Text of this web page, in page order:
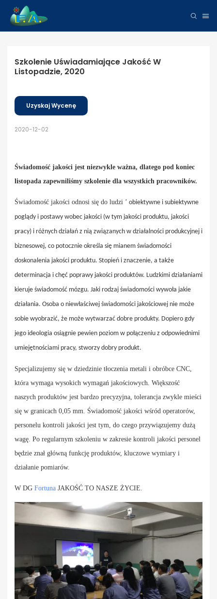
Szkolenie Uświadamiające Jakość W
Listopadzie, 2020
Uzyskaj Wycenę
2020-12-02
Świadomość jakości jest niezwykle ważna, dlatego pod koniec
listopada zapewniliśmy szkolenie dla wszystkich pracowników.
Świadomość jakości odnosi się do ludzi ’ obiektywne i subiektywne
poglądy i postawy wobec jakości (w tym jakości produktu, jakości
pracy) i różnych działań z nią związanych w działalności produkcyjnej i
biznesowej, co potocznie określa się mianem świadomości
doskonalenia jakości produktu. Stopień i znaczenie, a także
determinacja i chęć poprawy jakości produktów. Ludzkimi działaniami
kieruje świadomość mózgu. Jaki rodzaj świadomości wywoła jakie
działania. Osoba o niewłaściwej świadomości jakościowej nie może
sobie wyobrazić, że może wytwarzać dobre produkty. Dopiero gdy
jego ideologia osiągnie pewien poziom w połączeniu z odpowiednimi
umiejętnościami pracy, stworzy dobry produkt.
Specjalizujemy się w dziedzinie tłoczenia metali i obróbce CNC,
która wymaga wysokich wymagań jakościowych. Większość
naszych produktów jest bardzo precyzyjna, tolerancja zwykle mieści
się w granicach 0,05 mm. Świadomość jakości wśród operatorów,
personelu kontroli jakości jest tym, do czego przywiązujemy dużą
wagę. Po regularnym szkoleniu w zakresie kontroli jakości personel
będzie znał główną funkcję produktów, kluczowe wymiary i
działanie pomiarów.
W DG Fortuna JAKOŚĆ TO NASZE ŻYCIE.